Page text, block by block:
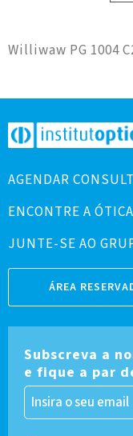
Williwaw PG 1004
AGENDAR
ENCONTRE A
JUNTE-SE AO
ÁREA
Subscreva a
e fique a par